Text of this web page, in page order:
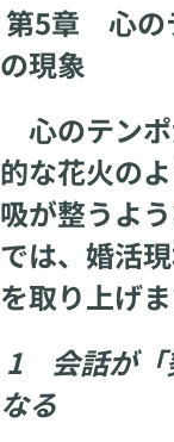
第5章 心の
の現象
心のテン
的な花火の
吸が整うよ
では、婚活
を取り上げま
1 会話が「
なる